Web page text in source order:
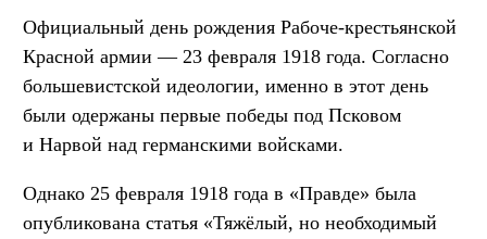
Официальный день рождения Рабоче-крестьянской
Красной армии — 23 февраля 1918 года. Согласно
большевистской идеологии, именно в этот день
были одержаны первые победы под Псковом
и Нарвой над германскими войсками.
Однако 25 февраля 1918 года в «Правде» была
опубликована статья «Тяжёлый, но необходимый